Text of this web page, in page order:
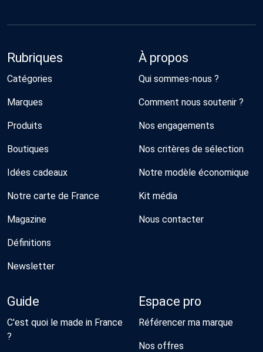
Rubriques
Catégories
Marques
Produits
Boutiques
Idées cadeaux
Notre carte de France
Magazine
Définitions
Newsletter
À propos
Qui sommes-nous ?
Comment nous soutenir ?
Nos engagements
Nos critères de sélection
Notre modèle économique
Kit média
Nous contacter
Guide
C'est quoi le made in France
?
Espace pro
Référencer ma marque
Nos offres